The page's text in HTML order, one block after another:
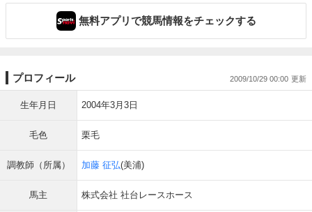
無料アプリで競馬情報をチェックする
プロフィール 2009/10/29 00:00
生年月日 2004年3月3日
毛色 栗毛
調教師（所属） 加藤 征弘(美浦)
馬主 株式会社 社台レースホース